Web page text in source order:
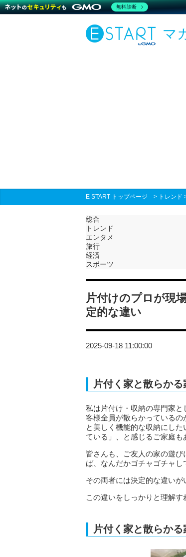
マ
E START トップページ > トレンド
総合
トレンド
エンタメ
旅行
経済
スポーツ
片付けのプロが現
定的な違い
2025-09-18 11:00:00
片付く家と散らか
私は片付け・収納の専門家
客様全員が散らかっている
と美しく機能的な収納にし
ている」、と感じるご家庭も
皆さんも、ご友人の家の遊
ば、なんだかゴチャゴチャし
その両者には決定的な違いが
この違いをしっかりと理解
片付く家と散らか
無料診断